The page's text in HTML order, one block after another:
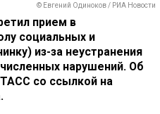
© Евгений Одиноков / РИА Новости
прием в
социальных и
из-за неустранения
нарушений. Об
со ссылкой на